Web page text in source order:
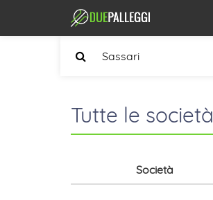
Tutte le società
Società